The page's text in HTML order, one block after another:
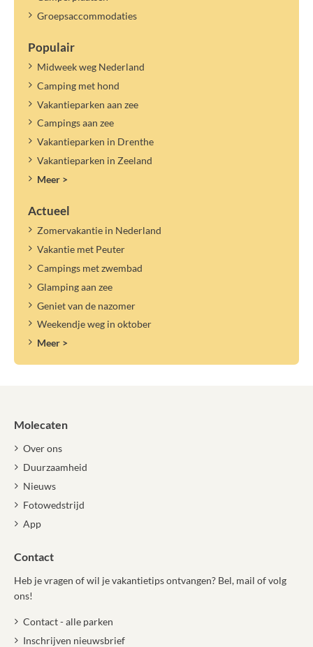
Groepsaccommodaties
Populair
Midweek weg Nederland
Camping met hond
Vakantieparken aan zee
Campings aan zee
Vakantieparken in Drenthe
Vakantieparken in Zeeland
Meer >
Actueel
Zomervakantie in Nederland
Vakantie met Peuter
Campings met zwembad
Glamping aan zee
Geniet van de nazomer
Weekendje weg in oktober
Meer >
Molecaten
Over ons
Duurzaamheid
Nieuws
Fotowedstrijd
App
Contact
Heb je vragen of wil je vakantietips ontvangen? Bel, mail of volg
ons!
Contact - alle parken
Inschrijven nieuwsbrief